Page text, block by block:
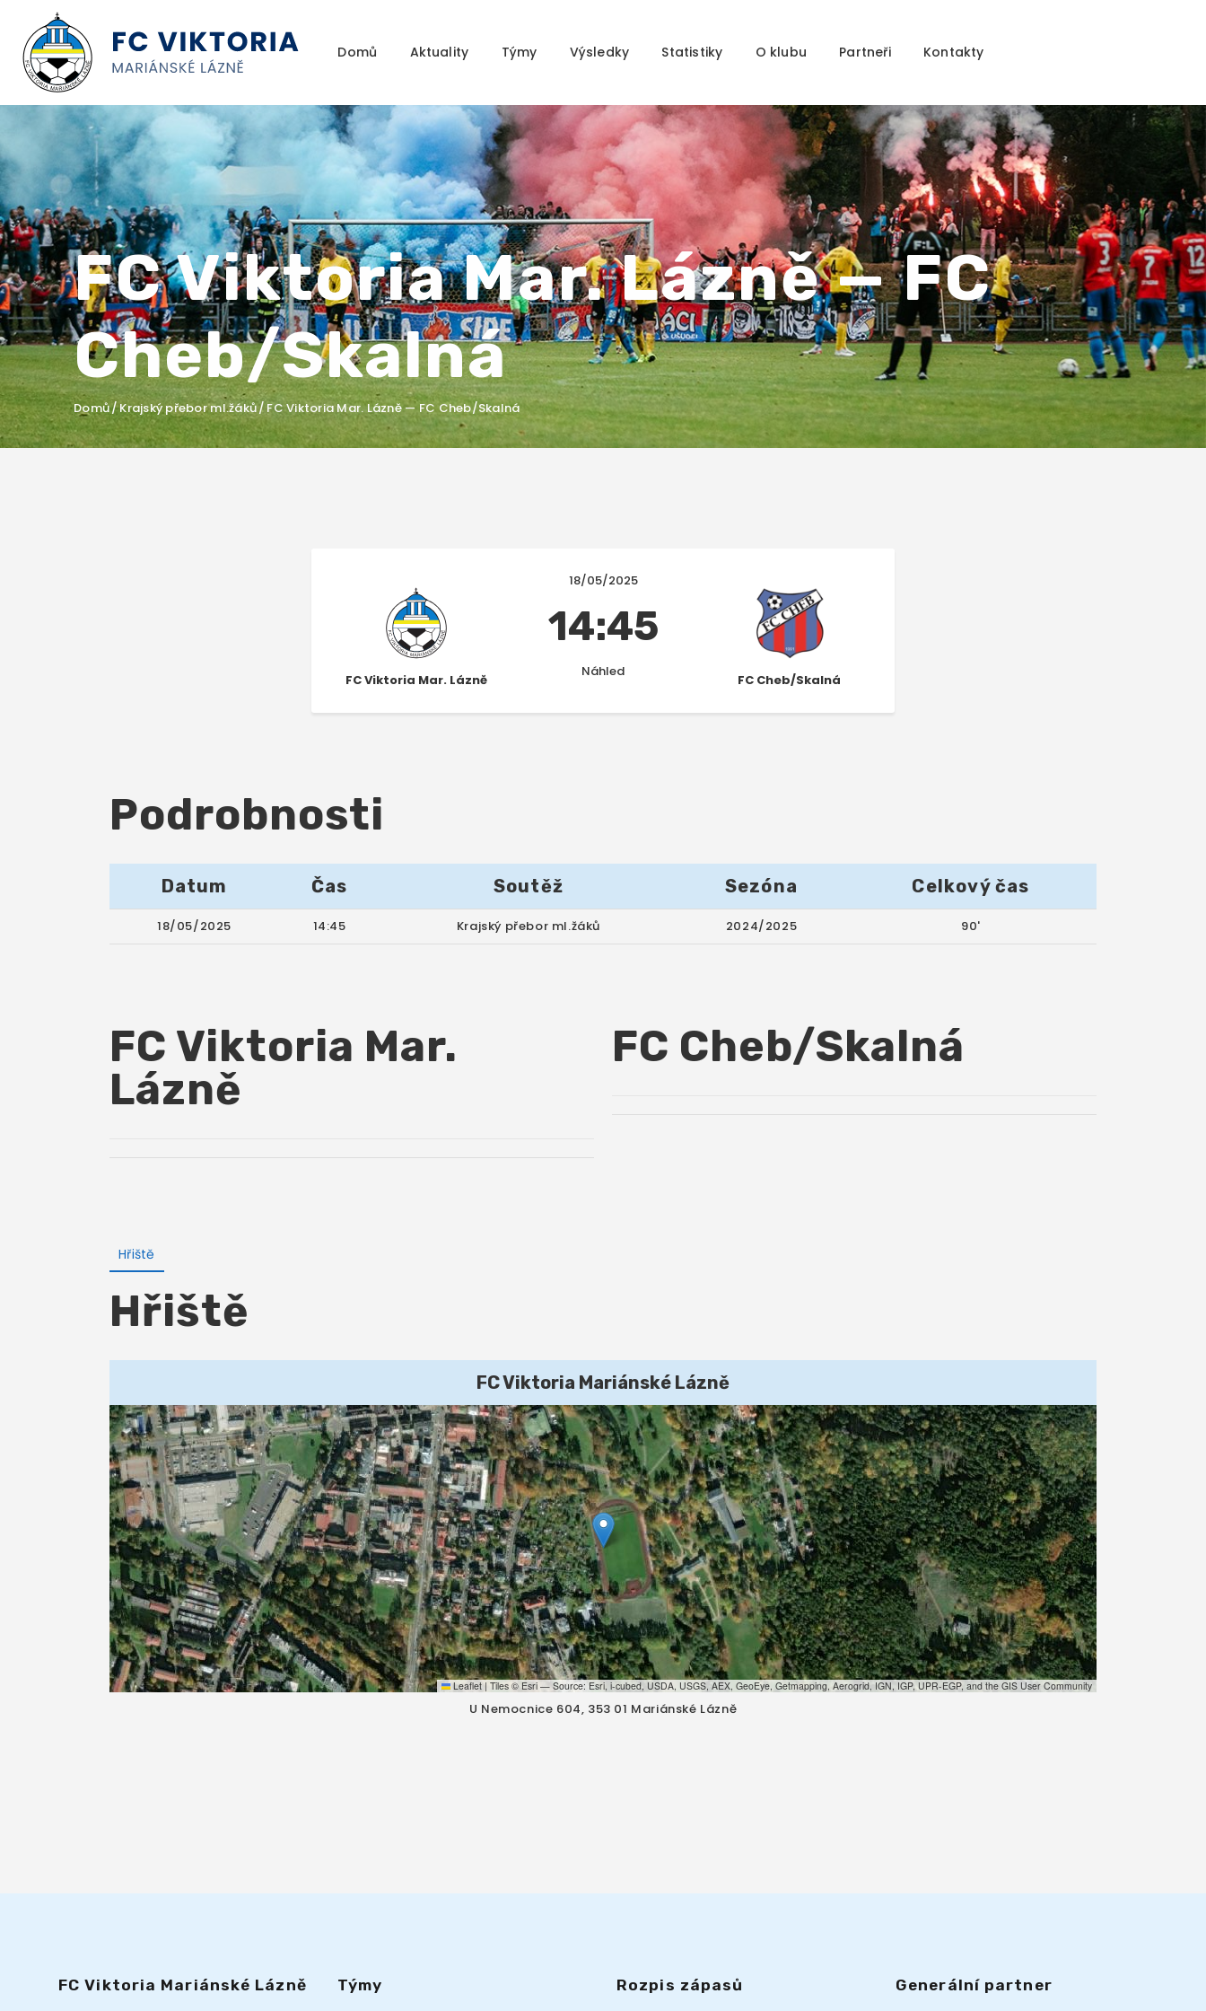
Domů Aktuality Týmy Výsledky Statistiky O klubu Partneři Kontakty
FC Viktoria Mar. Lázně — FC
Cheb/Skalná
Domů Krajský přebor ml.žáků FC Viktoria Mar. Lázně — FC Cheb/Skalná
Aktuality
Výsledky
Statistiky
O klubu
Partneři
Kontakty
FC Viktoria Mar. Lázně FC Cheb/Skalná
18/05/2025
14:45
Náhled
Podrobnosti
Datum Čas Soutěž Sezóna Celkový čas
18/05/2025 14:45 Krajský přebor ml.žáků 2024/2025 90'
FC Viktoria Mar.
Lázně
FC Cheb/Skalná
Hřiště
Hřiště
FC Viktoria Mariánské Lázně
Leaflet | Tiles © Esri — Source: Esri, i-cubed, USDA, USGS, AEX, GeoEye, Getmapping, Aerogrid, IGN, IGP, UPR-EGP, and the GIS User Community
U Nemocnice 604, 353 01 Mariánské Lázně
FC Viktoria Mariánské Lázně Týmy Rozpis zápasů Generální partner